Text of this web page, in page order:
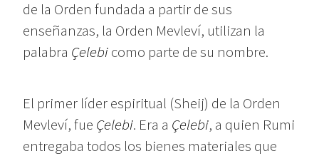
de la Orden fundada a partir de sus
enseñanzas, la Orden Mevleví, utilizan la
palabra Çelebicomo parte de su nombre.
El primer líder espiritual (Sheij) de la Orden
Mevleví, fue Çelebi. Era a Çelebi, a quien Rumi
entregaba todos los bienes materiales que